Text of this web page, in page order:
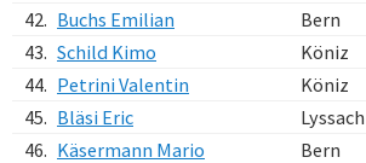
42. Buchs Emilian Bern
43. Schild Kimo Köniz
44. Petrini Valentin Köniz
45. Bläsi Eric Lyssach
46. Käsermann Mario Bern